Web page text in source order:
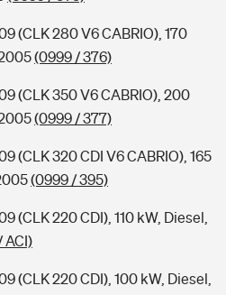
(CLK 280 V6 CABRIO), 170
(0999 / 376)
(CLK 350 V6 CABRIO), 200
(0999 / 377)
(CLK 320 CDI V6 CABRIO), 165
(0999 / 395)
(CLK 220 CDI), 110 kW, Diesel,
ACI)
(CLK 220 CDI), 100 kW, Diesel,